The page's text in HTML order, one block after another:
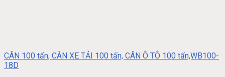
CÂN 100 tấn, CÂN XE TẢI 100 tấn, CÂN Ô TÔ 100 tấn,WB100-
18D